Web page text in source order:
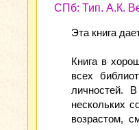
СПб: Тип. А.К.
Эта книга
Книга в
всех
личностей.
нескольких
возрастом,